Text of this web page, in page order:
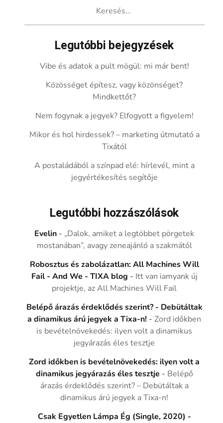
Legutóbbi bejegyzések
Vibe és adatok a pult mögül: mi már bent!
Közösséget építesz, vagy közönséget?
Mindkettőt?
Nem fogynak a jegyek? Elfogyott a figyelem!
Mikor és hol hirdessek? – marketing útmutató a
Tixától
A postaládából a színpad elé: hírlevél, mint a
jegyértékesítés segítője
Legutóbbi hozzászólások
Evelin - „Dalok, amiket a legtöbbet pörgetek
mostanában”, avagy zeneajánló a szakmától
Robosztus és zabolázatlan: All Machines Will
Fail - And We - TIXA blog - Itt van iamyank új
projektje, az All Machines Will Fail
Belépő árazás érdeklődés szerint? - Debütáltak
a dinamikus árú jegyek a Tixa-n! -Zord időkben
is bevételnövekedés: ilyen volt a dinamikus
jegyárazás éles tesztje
Zord időkben is bevételnövekedés: ilyen volt a
dinamikus jegyárazás éles tesztje - Belépő
árazás érdeklődés szerint? – Debütáltak a
dinamikus árú jegyek a Tixa-n!
Csak Egyetlen Lámpa Ég (Single, 2020) -